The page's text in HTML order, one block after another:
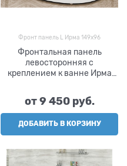
Фронт панель L Ирма 149х96
Фронтальная панель
левосторонняя с
креплением к ванне Ирма
от9 450 руб.
ДОБАВИТЬ В КОРЗИНУ